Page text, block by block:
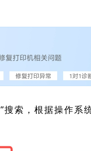
”搜索，根据操作系